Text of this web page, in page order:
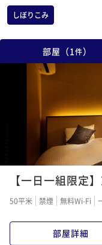
しぼりこみ
部屋 （1 件）
【一日一組限定
50平米 禁煙 無料Wi-Fi
部屋詳細